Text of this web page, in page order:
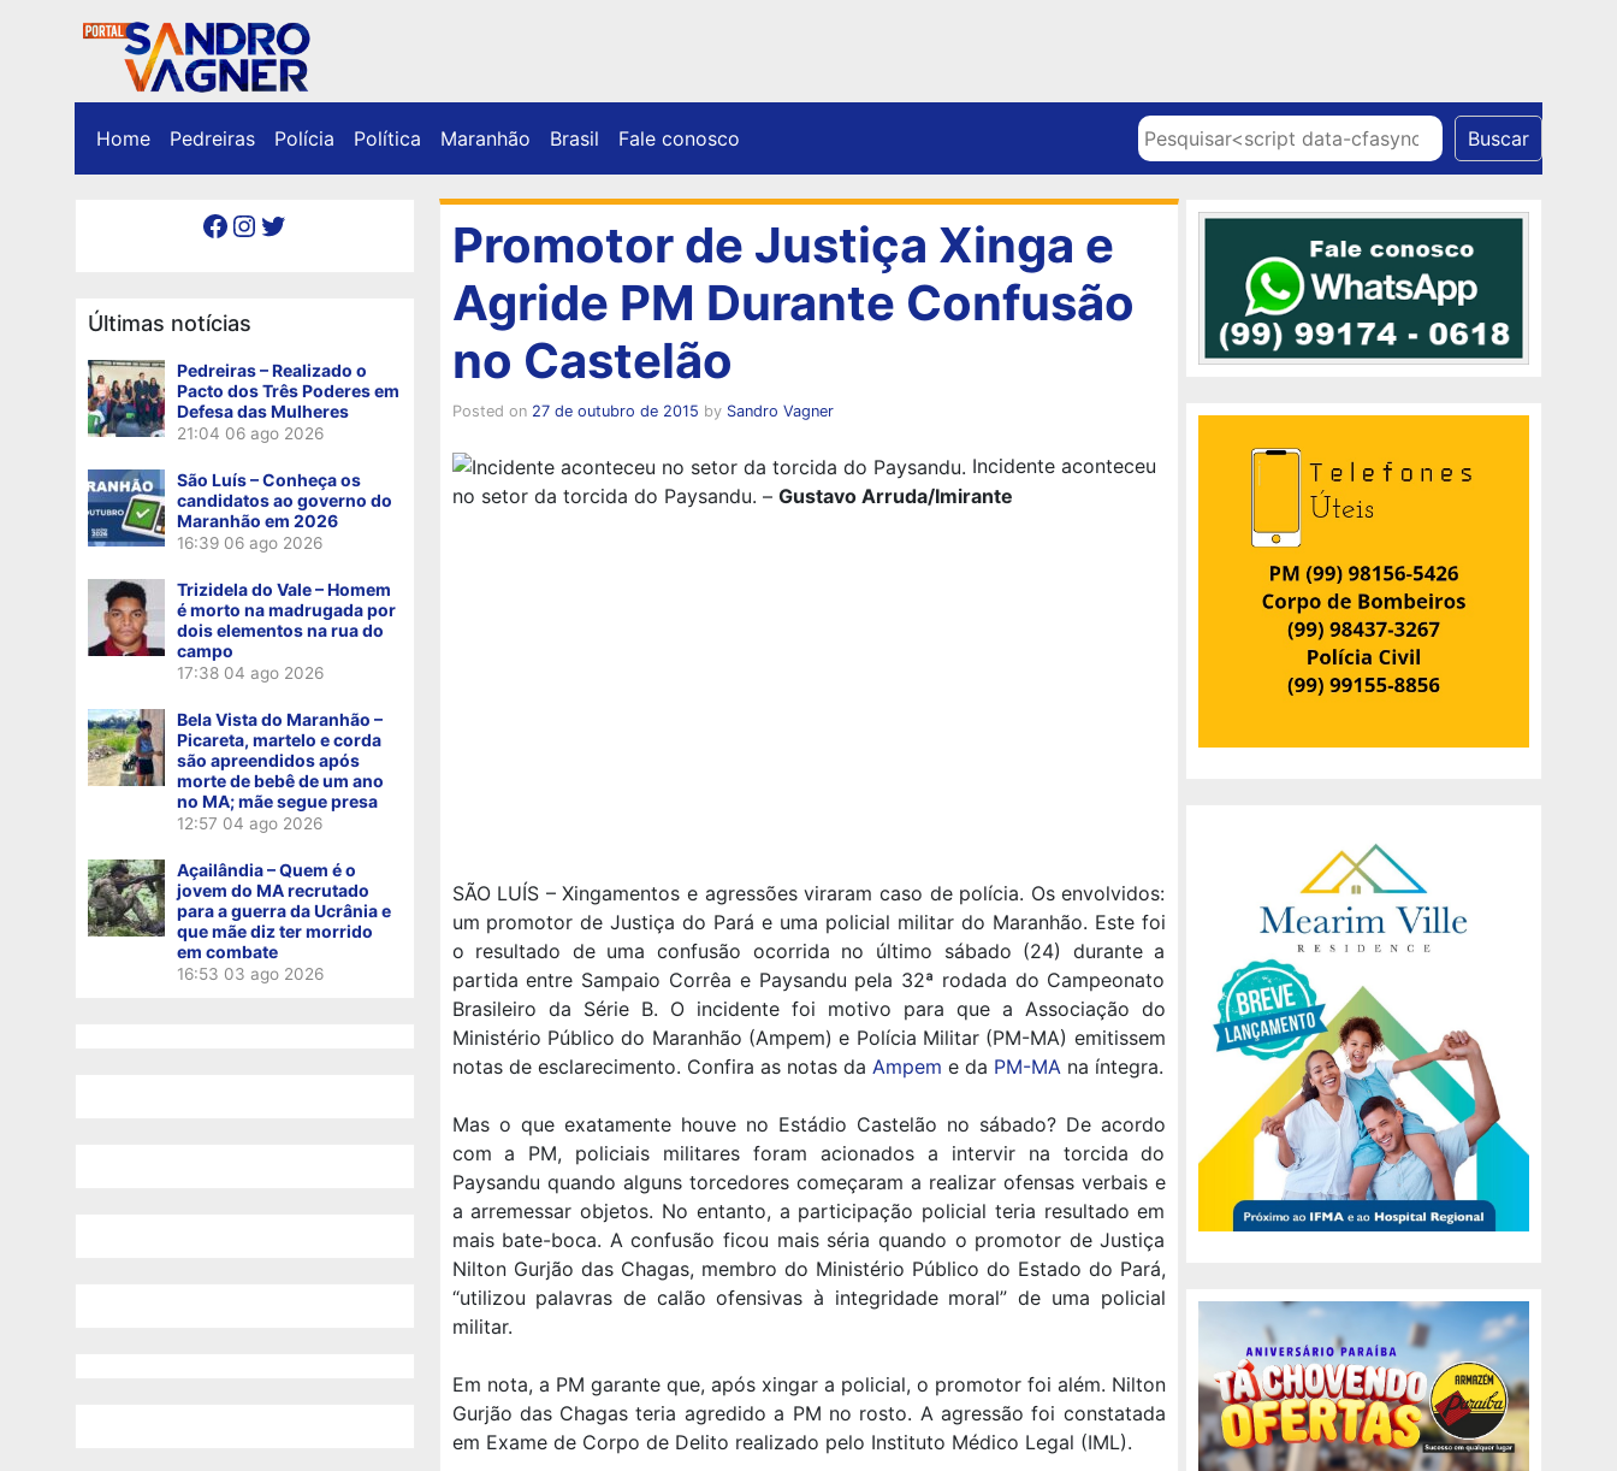
Home Pedreiras Polícia Política Maranhão Brasil Fale conosco Pesquisar Buscar
Facebook Instagram Twitter
Últimas notícias
Pedreiras – Realizado o
Pacto dos Três Poderes em
Defesa das Mulheres
21:04 06 ago 2026
São Luís – Conheça os
candidatos ao governo do
Maranhão em 2026
16:39 06 ago 2026
Trizidela do Vale – Homem
é morto na madrugada por
dois elementos na rua do
campo
17:38 04 ago 2026
Bela Vista do Maranhão –
Picareta, martelo e corda
são apreendidos após
morte de bebê de um ano
no MA; mãe segue presa
12:57 04 ago 2026
Açailândia – Quem é o
jovem do MA recrutado
para a guerra da Ucrânia e
que mãe diz ter morrido
em combate
16:53 03 ago 2026
Promotor de Justiça Xinga e
Agride PM Durante Confusão
no Castelão
Posted on 27 de outubro de 2015 by Sandro Vagner
Incidente aconteceu
no setor da torcida do Paysandu. – Gustavo Arruda/Imirante
SÃO LUÍS – Xingamentos e agressões viraram caso de polícia. Os envolvidos:
um promotor de Justiça do Pará e uma policial militar do Maranhão. Este foi
o resultado de uma confusão ocorrida no último sábado (24) durante a
partida entre Sampaio Corrêa e Paysandu pela 32ª rodada do Campeonato
Brasileiro da Série B. O incidente foi motivo para que a Associação do
Ministério Público do Maranhão (Ampem) e Polícia Militar (PM-MA) emitissem
notas de esclarecimento. Confira as notas da Ampem e da PM-MAna íntegra.
Mas o que exatamente houve no Estádio Castelão no sábado? De acordo
com a PM, policiais militares foram acionados a intervir na torcida do
Paysandu quando alguns torcedores começaram a realizar ofensas verbais e
a arremessar objetos. No entanto, a participação policial teria resultado em
mais bate-boca. A confusão ficou mais séria quando o promotor de Justiça
Nilton Gurjão das Chagas, membro do Ministério Público do Estado do Pará,
“utilizou palavras de calão ofensivas à integridade moral” de uma policial
militar.
Em nota, a PM garante que, após xingar a policial, o promotor foi além. Nilton
Gurjão das Chagas teria agredido a PM no rosto. A agressão foi constatada
em Exame de Corpo de Delito realizado pelo Instituto Médico Legal (IML).